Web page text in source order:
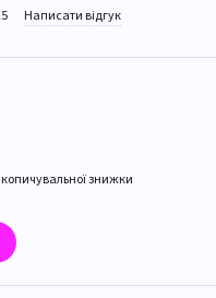
Написати відгук
знижки